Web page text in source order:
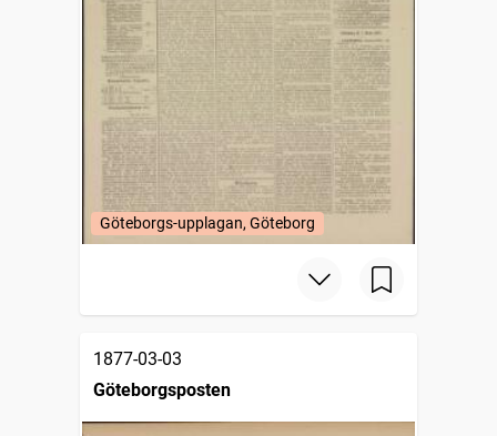
Göteborgs-upplagan, Göteborg
1877-03-03
Göteborgsposten